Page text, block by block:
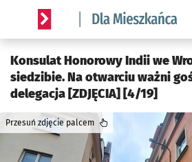
Serwis informacyjny wroclaw.pl
Konsulat Honorowy Indii we
siedzibie. Na otwarciu ważni
delegacja [ZDJĘCIA] [4/19]
Przesuń zdjęcie palcem